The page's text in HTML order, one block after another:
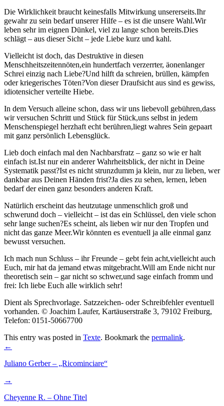
Die Wirklichkeit braucht keinesfalls Mitwirkung unsererseits.Ihr
gewahr zu sein bedarf unserer Hilfe – es ist die unsere Wahl.Wir
leben sehr im eignen Dünkel, viel zu lange schon bereits.Dies
schlägt – aus dieser Sicht – jede Liebe kurz und kahl.
Vielleicht ist doch, das Destruktive in diesen
Menschheitszeitennöten,ein hundertfach verzerrter, äonenlanger
Schrei einzig nach Liebe?Und hilft da schreien, brüllen, kämpfen
oder kriegerisches Töten?Von dieser Draufsicht aus sind es gewiss,
idiotensicher verteilte Hiebe.
In dem Versuch alleine schon, dass wir uns liebevoll gebühren,dass
wir versuchen Schritt und Stück für Stück,uns selbst in jedem
Menschenspiegel herzhaft echt berühren,liegt wahres Sein gepaart
mit ganz persönlich Lebensglück.
Lieb doch einfach mal den Nachbarsfratz – ganz so wie er halt
einfach ist.Ist nur ein anderer Wahrheitsblick, der nicht in Deine
Systematik passt?Ist es nicht strunzdumm ja klein, nur zu lieben, wer
dankbar aus Deinen Händen frist?Ja dies zu sehen, lernen, leben
bedarf der einen ganz besonders anderen Kraft.
Natürlich erscheint das heutzutage unmenschlich groß und
schwerund doch – vielleicht – ist das ein Schlüssel, den viele schon
sehr lange suchen?Es scheint, als lieben wir nur den Tropfen und
nicht das ganze Meer.Wir könnten es eventuell ja alle einmal ganz
bewusst versuchen.
Ich mach nun Schluss – ihr Freunde – gebt fein acht,vielleicht auch
Euch, mir hat da jemand etwas mitgebracht.Will am Ende nicht nur
theoretisch sein – gar nicht so schwer,und sage einfach fromm und
frei: Ich liebe Euch alle wirklich sehr!
Dient als Sprechvorlage. Satzzeichen- oder Schreibfehler eventuell
vorhanden. © Joachim Laufer, Kartäuserstraße 3, 79102 Freiburg,
Telefon: 0151-50667700
This entry was posted in Texte. Bookmark the permalink.
Post
←
Juliano Gerber – „Ricominciare“
→
Cheyenne R. – Ohne Titel